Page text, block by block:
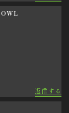
返信する